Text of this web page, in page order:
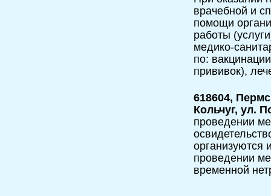
врачебной и
помощи
работы
медико-
по:
прививок),
618604,
Кольчуг, ул.
проведении
организуются
проведении
временной